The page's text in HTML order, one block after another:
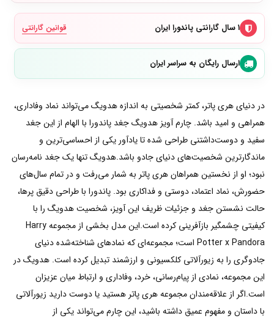
۱ سال گارانتی پاندورا ایران قوانین گارانتی
ارسال رایگان به سراسر ایران
در دنیای هری پاتر، کمتر شخصیتی به اندازه هدویگ می‌تواند نماد وفاداری،
همراهی و امید باشد. چارم آویز هدویگ جغد پاندورا با الهام از این جغد
سفید و دوست‌داشتنی طراحی شده تا یادآور یکی از احساسی‌ترین و
ماندگارترین شخصیت‌های دنیای جادو باشد.هدویگ تنها یک جغد نامه‌رسان
نبود؛ او از نخستین همراهان هری پاتر به شمار می‌رفت و در تمام سال‌های
حضورش، نماد اعتماد، دوستی و فداکاری بود. پاندورا با طراحی دقیق پرها،
حالت نشستن جغد و جزئیات ظریف این آویز، شخصیت هدویگ را با
کیفیتی چشمگیر بازآفرینی کرده است.این مدل بخشی از مجموعه Harry
Potter x Pandora است؛ مجموعه‌ای که نمادهای شناخته‌شده دنیای
جادوگری را به زیورآلاتی کلکسیونی و ارزشمند تبدیل کرده است. هدویگ در
این مجموعه، نمادی از پیام‌رسانی، خرد، وفاداری و ارتباط میان عزیزان
است.اگر از علاقه‌مندان مجموعه هری پاتر هستید یا دوست دارید زیورآلاتی
با داستان و مفهوم عمیق داشته باشید، این چارم می‌تواند یکی از